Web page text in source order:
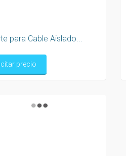
para Cable Aislado...
precio